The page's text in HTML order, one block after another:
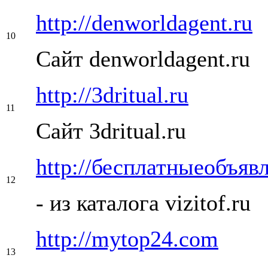
10
http://denworldagent.ru
Сайт denworldagent.ru
11
http://3dritual.ru
Сайт 3dritual.ru
12
http://
- из каталога vizitof.ru
13
http://mytop24.com